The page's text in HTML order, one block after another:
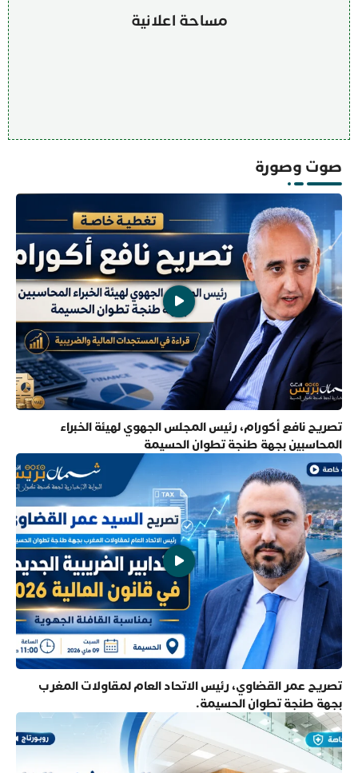
مساحة اعلانية
صوت وصورة
تصريح نافع أكورام، رئيس المجلس الجهوي لهيئة الخبراء
المحاسبين بجهة طنجة تطوان الحسيمة
تصريح عمر القضاوي، رئيس الاتحاد العام لمقاولات المغرب
بجهة طنجة تطوان الحسيمة.